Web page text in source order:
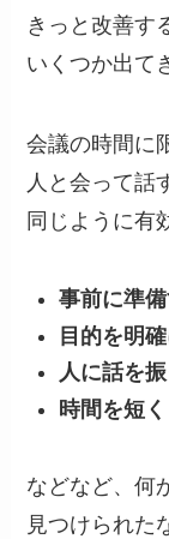
きっと改善す
いくつか出て
会議の時間に
人と会って話
同じように有
事前に準備
目的を明
人に話を振
時間を短く
などなど、何
見つけられた